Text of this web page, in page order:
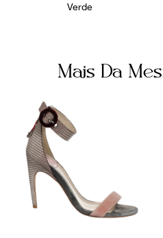
Verde
Mais Da